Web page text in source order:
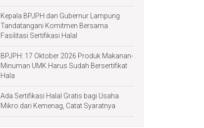
Kepala BPJPH dan Gubernur Lampung
Tandatangani Komitmen Bersama
Fasilitasi Sertifikasi Halal
BPJPH: 17 Oktober 2026 Produk Makanan-
Minuman UMK Harus Sudah Bersertifikat
Hala
Ada Sertifikasi Halal Gratis bagi Usaha
Mikro dari Kemenag, Catat Syaratnya